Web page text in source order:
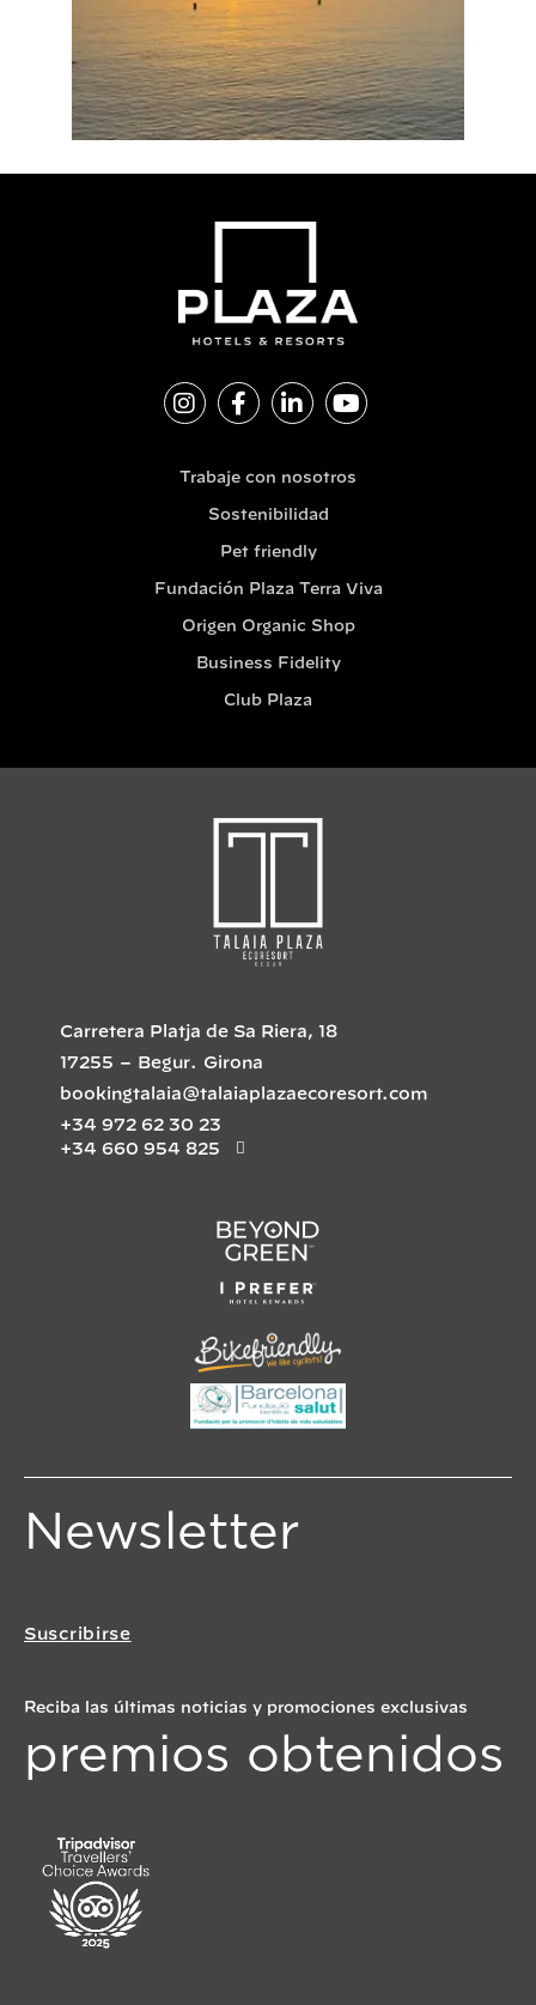
Trabaje con nosotros
Sostenibilidad
Pet friendly
Fundación Plaza Terra Viva
Origen Organic Shop
Business Fidelity
Club Plaza
Carretera Platja de Sa Riera, 18
17255 – Begur. Girona
bookingtalaia@talaiaplazaecoresort.com
+34 972 62 30 23
+34 660 954 825
Newsletter
Suscribirse
Reciba las últimas noticias y promociones exclusivas
premios obtenidos